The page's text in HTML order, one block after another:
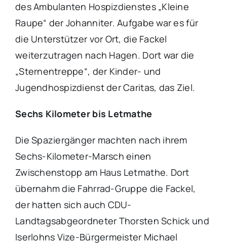
des Ambulanten Hospizdienstes „Kleine
Raupe“ der Johanniter. Aufgabe war es für
die Unterstützer vor Ort, die Fackel
weiterzutragen nach Hagen. Dort war die
„Sternentreppe“, der Kinder- und
Jugendhospizdienst der Caritas, das Ziel.
Sechs Kilometer bis Letmathe
Die Spaziergänger machten nach ihrem
Sechs-Kilometer-Marsch einen
Zwischenstopp am Haus Letmathe. Dort
übernahm die Fahrrad-Gruppe die Fackel,
der hatten sich auch CDU-
Landtagsabgeordneter Thorsten Schick und
Iserlohns Vize-Bürgermeister Michael